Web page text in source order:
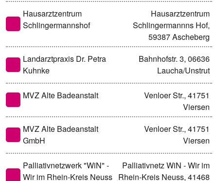
Hausarztzentrum
Schlingermannshof
Hausarztzentrum
Schlingermannns Hof,
59387 Ascheberg
Landarztpraxis Dr. Petra
Kuhnke
Bahnhofstr. 3, 06636
Laucha/Unstrut
MVZ Alte Badeanstalt
Venloer Str., 41751
Viersen
MVZ Alte Badeanstalt
GmbH
Venloer Str., 41751
Viersen
Palliativnetzwerk "WiN" -
Wir im Rhein-Kreis Neuss
Palliativnetz WiN - Wir im
Rhein-Kreis Neuss, 41468